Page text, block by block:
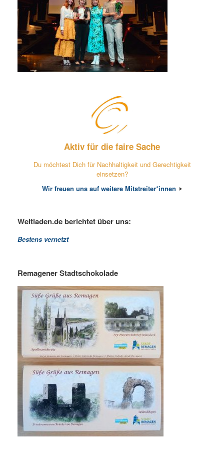
Aktiv für die faire Sache
Du möchtest Dich für Nachhaltigkeit und Gerechtigkeit
einsetzen?
Wir freuen uns auf weitere Mitstreiter*innen
Weltladen.de berichtet über uns:
Bestens vernetzt
Remagener Stadtschokolade